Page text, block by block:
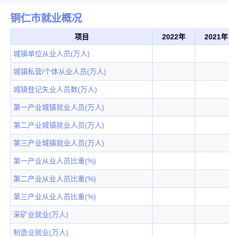
铜仁市就业概况
项目 2022年 2021年
城镇单位从业人员(万人)
城镇私营/个体从业人员(万人)
城镇登记失业人员数(万人)
第一产业城镇就业人员(万人)
第二产业城镇就业人员(万人)
第三产业城镇就业人员(万人)
第一产业从业人员比重(%)
第二产业从业人员比重(%)
第三产业从业人员比重(%)
采矿业就业(万人)
制造业就业(万人)